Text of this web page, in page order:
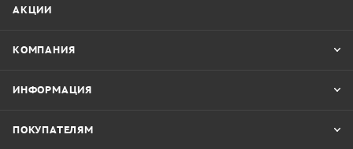
АКЦИИ
КОМПАНИЯ
ИНФОРМАЦИЯ
ПОКУПАТЕЛЯМ